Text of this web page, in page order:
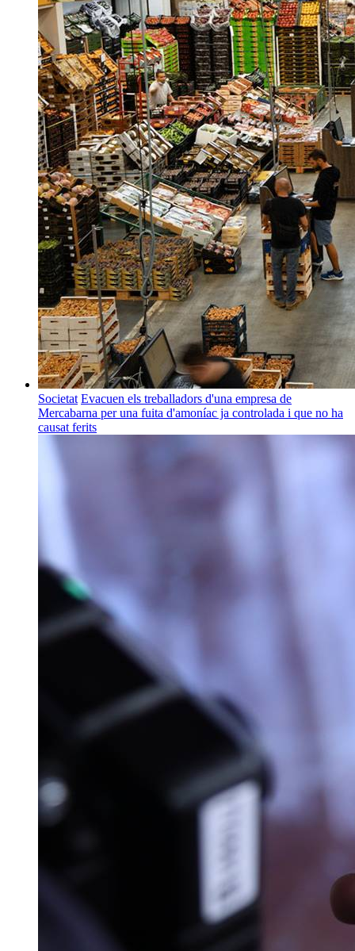
Societat Evacuen els treballadors d'una empresa de
Mercabarna per una fuita d'amoníac ja controlada i que no ha
causat ferits